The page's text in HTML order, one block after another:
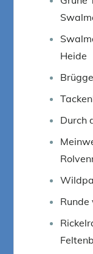
Heide
Durch